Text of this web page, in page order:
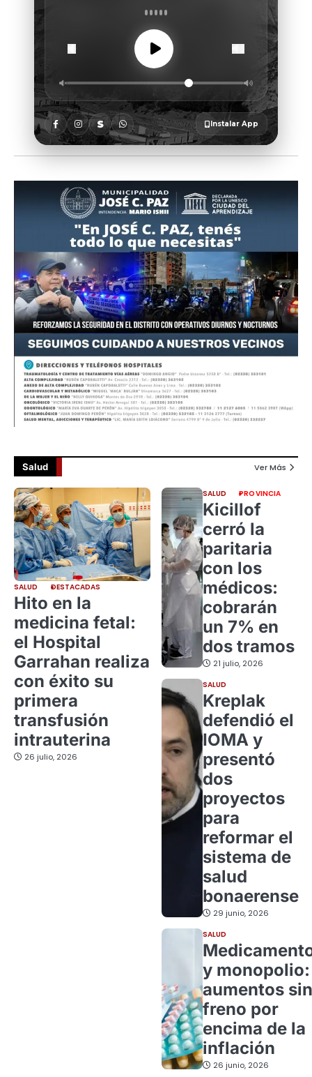
Salud Ver Más
SALUD DESTACADAS
Hito en la
medicina fetal:
el Hospital
Garrahan realiza
con éxito su
primera
transfusión
intrauterina
26 julio, 2026
SALUD PROVINCIA
Kicillof
cerró la
paritaria
con los
médicos:
cobrarán
un 7% en
dos tramos
21 julio, 2026
SALUD
Kreplak
defendió el
IOMA y
presentó
dos
proyectos
para
reformar el
sistema de
salud
bonaerense
29 junio, 2026
SALUD
y monopolio:
aumentos sin
freno por
encima de la
inflación
26 junio, 2026